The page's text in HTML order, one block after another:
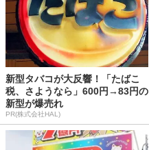
新型タバコが大反響！「たばこ
税、さようなら」600円→83円の
新型が爆売れ
PR(株式会社HAL)